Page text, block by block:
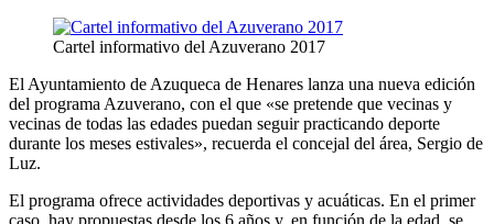
Cartel informativo del Azuverano 2017
El Ayuntamiento de Azuqueca de Henares lanza una nueva edición
del programa Azuverano, con el que «se pretende que vecinas y
vecinas de todas las edades puedan seguir practicando deporte
durante los meses estivales», recuerda el concejal del área, Sergio de
Luz.
El programa ofrece actividades deportivas y acuáticas. En el primer
caso, hay propuestas desde los 6 años y, en función de la edad, se